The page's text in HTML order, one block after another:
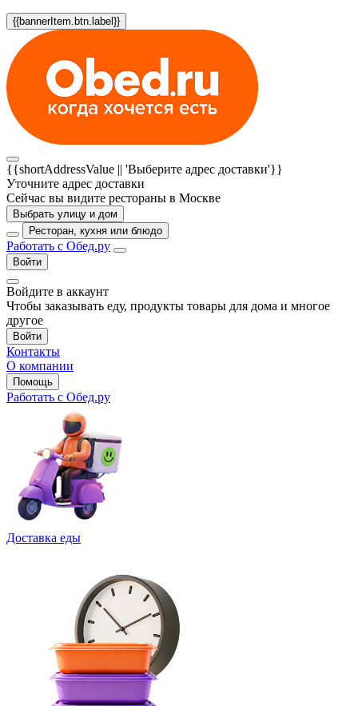
{{bannerItem.btn.label}}
{{shortAddressValue || 'Выберите адрес доставки'}}
Уточните адрес доставки
Сейчас вы видите рестораны в Москве
Выбрать улицу и дом
Ресторан, кухня или блюдо
Работать с Обед.ру
Войти
Войдите в аккаунт
Чтобы заказывать еду, продукты товары для дома и многое
другое
Войти
Контакты
О компании
Помощь
Работать с Обед.ру
Доставка еды